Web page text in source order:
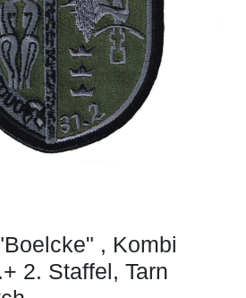
, Kombi
2. Staffel, Tarn